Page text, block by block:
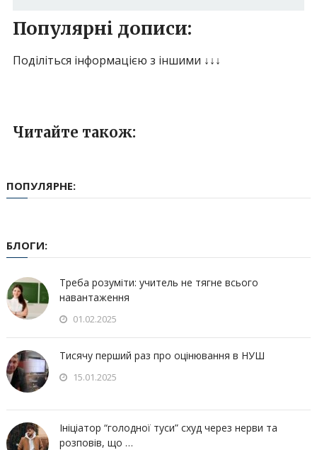
Популярні дописи:
Поділіться інформацією з іншими ↓↓↓
Читайте також:
ПОПУЛЯРНЕ:
БЛОГИ:
Треба розуміти: учитель не тягне всього
навантаження
01.02.2025
Тисячу перший раз про оцінювання в НУШ
15.01.2025
Ініціатор “голодної туси” схуд через нерви та
розповів, що …